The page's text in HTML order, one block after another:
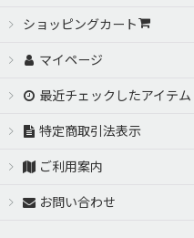
ショッピングカート
マイページ
最近チェックしたアイテム
特定商取引法表示
ご利用案内
お問い合わせ